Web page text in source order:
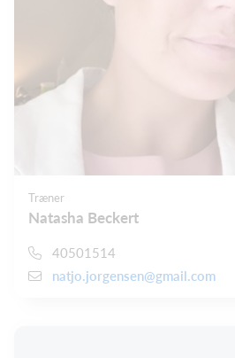
Træner
Natasha Beckert
40501514
natjo.jorgensen@gmail.com